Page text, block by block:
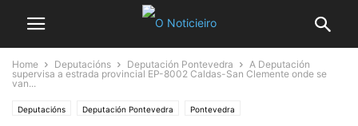
Home Deputacións Deputación Pontevedra
A Deputación
supervisa a estrada provincial EP-8002 Caldas-San Clemente onde se
van...
Deputacións Deputación Pontevedra Pontevedra